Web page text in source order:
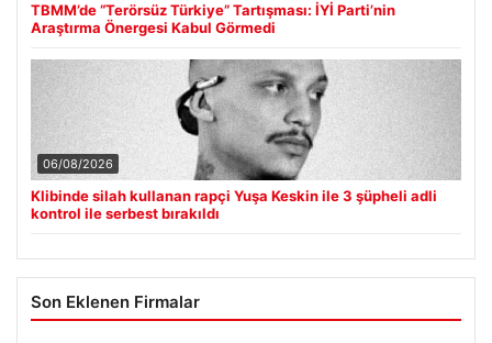
TBMM’de “Terörsüz Türkiye” Tartışması: İYİ Parti’nin
Araştırma Önergesi Kabul Görmedi
06/08/2026
Klibinde silah kullanan rapçi Yuşa Keskin ile 3 şüpheli adli
kontrol ile serbest bırakıldı
Son Eklenen Firmalar